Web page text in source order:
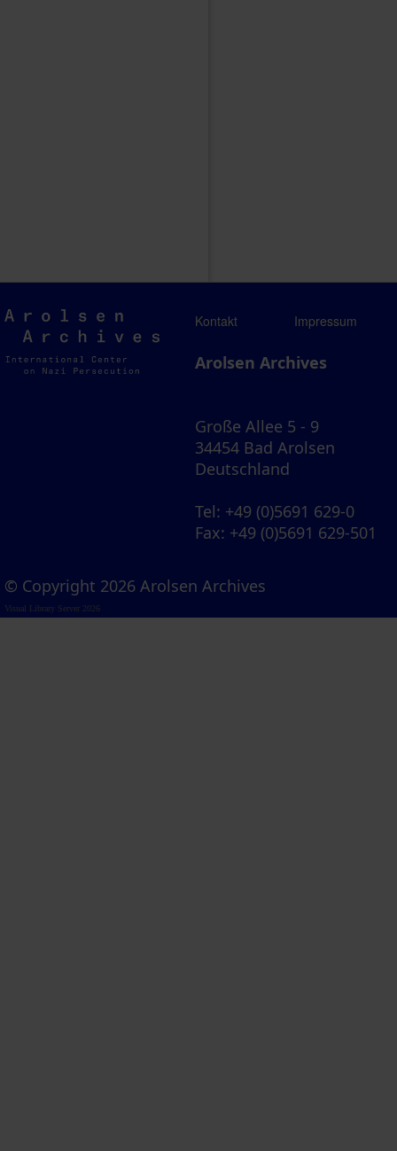
Arolsen
Archives
Kontakt Impressum
Arolsen Archives
Große Allee 5 - 9
34454 Bad Arolsen
Deutschland
Tel: +49 (0)5691 629-0
Fax: +49 (0)5691 629-501
© Copyright 2026 Arolsen Archives
Visual Library Server 2026